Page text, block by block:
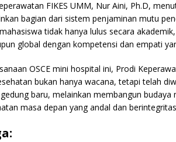
FIKES UMM, Nur Aini, Ph.D,
bagian dari sistem penjaminan mutu
tidak hanya lulus secara
global dengan kompetensi dan empati
OSCE mini hospital ini, Prodi
bukan hanya wacana, tetapi telah
baru, melainkan membangun
masa depan yang andal dan